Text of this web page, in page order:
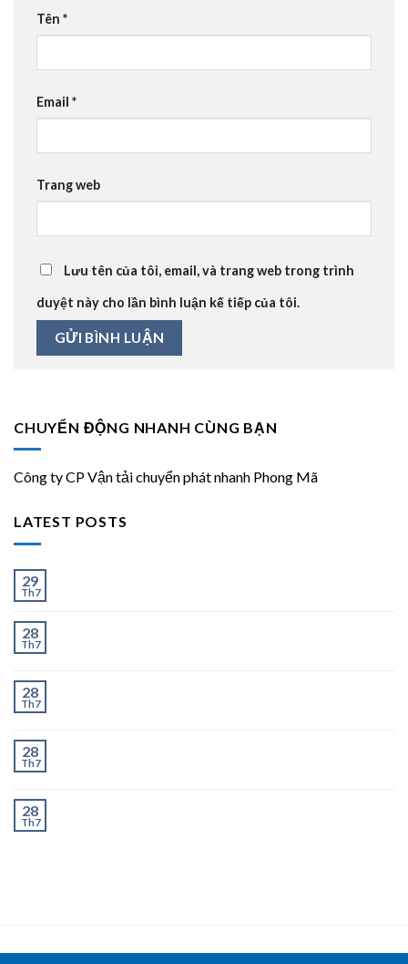
Tên *
Email *
Trang web
Lưu tên của tôi, email, và trang web trong trình
duyệt này cho lần bình luận kế tiếp của tôi.
CHUYỂN ĐỘNG NHANH CÙNG BẠN
Công ty CP Vận tải chuyển phát nhanh Phong Mã
LATEST POSTS
29
Th7
28
Th7
28
Th7
28
Th7
28
Th7